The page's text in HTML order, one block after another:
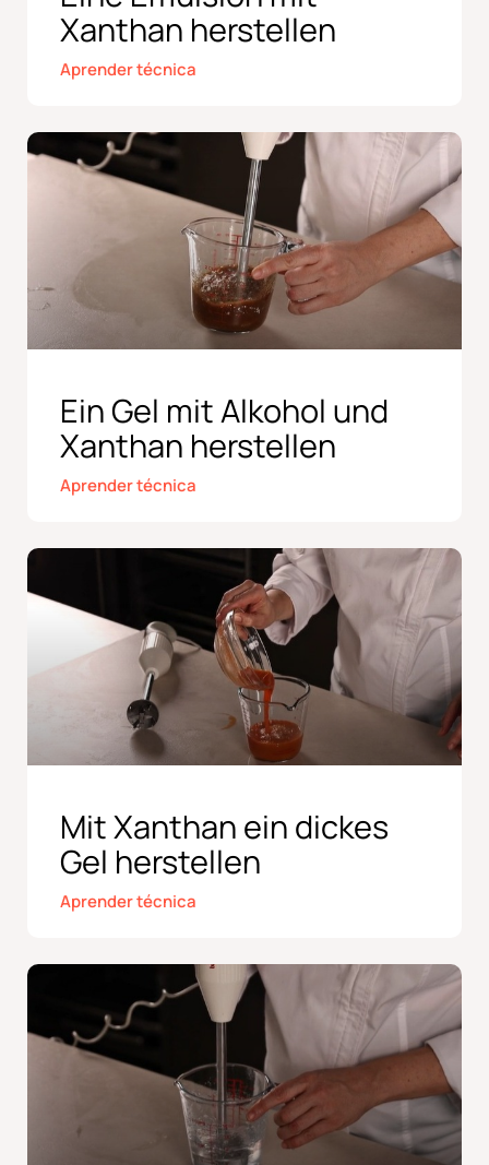
Xanthan herstellen
Aprender técnica
Ein Gel mit Alkohol und
Xanthan herstellen
Aprender técnica
Mit Xanthan ein dickes
Gel herstellen
Aprender técnica